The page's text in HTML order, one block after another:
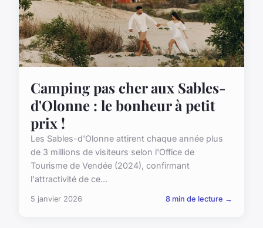
Camping pas cher aux Sables-
d'Olonne : le bonheur à petit
prix !
Les Sables-d'Olonne attirent chaque année plus
de 3 millions de visiteurs selon l'Office de
Tourisme de Vendée (2024), confirmant
l'attractivité de ce...
5 janvier 2026 8 min de lecture →